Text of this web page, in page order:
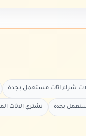
شراء اثاث مستعمل بجدة
بجدة نشتري الاثاث